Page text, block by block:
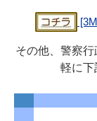
その他、警察
軽に下